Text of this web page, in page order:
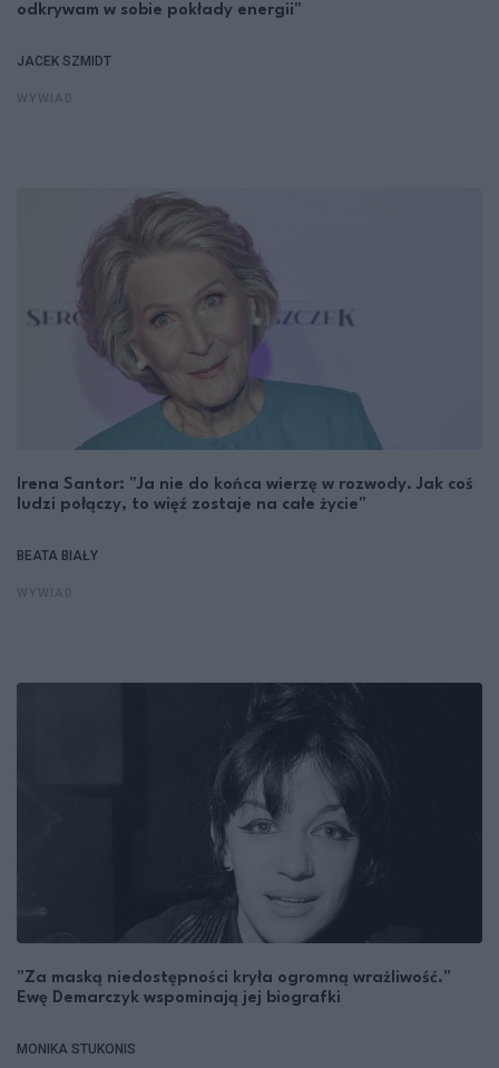
odkrywam w sobie pokłady energii"
JACEK SZMIDT
Irena Santor: "Ja nie do końca wierzę w rozwody. Jak coś
ludzi połączy, to więź zostaje na całe życie"
BEATA BIAŁY
"Za maską niedostępności kryła ogromną wrażliwość."
Ewę Demarczyk wspominają jej biografki
MONIKA STUKONIS